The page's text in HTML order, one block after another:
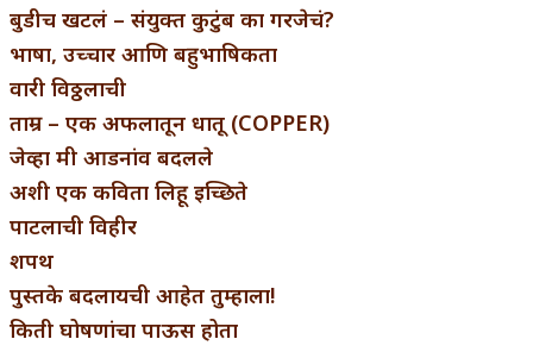
बुडीच खटलं – संयुक्त कुटुंब का गरजेचं?
भाषा, उच्चार आणि बहुभाषिकता
वारी विठ्ठलाची
ताम्र – एक अफलातून धातू (COPPER)
जेव्हा मी आडनांव बदलले
अशी एक कविता लिहू इच्छिते
पाटलाची विहीर
शपथ
पुस्तके बदलायची आहेत तुम्हाला!
किती घोषणांचा पाऊस होता